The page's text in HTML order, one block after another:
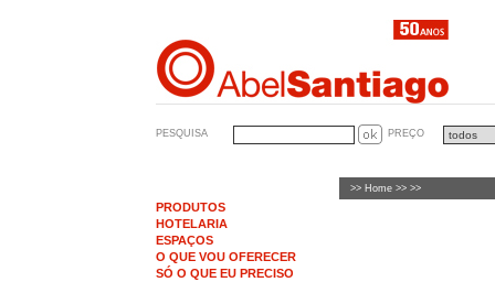
PESQUISA PREÇO
PRODUTOS
HOTELARIA
ESPAÇOS
O QUE VOU OFERECER
SÓ O QUE EU PRECISO
>> Home >> >>